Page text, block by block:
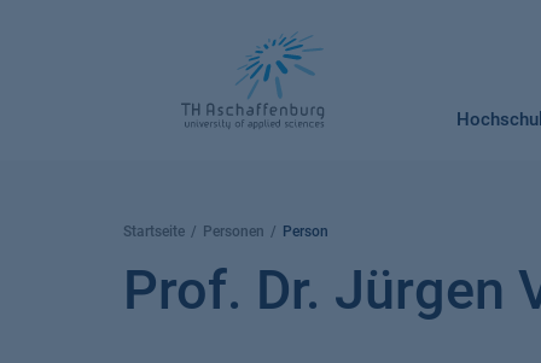
Startseite Personen Person
Prof. Dr. Jürgen